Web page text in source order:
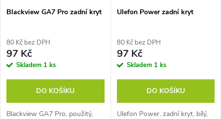
Blackview GA7 Pro zadní kryt
80 Kč bez DPH
97 Kč
Skladem 1 ks
DO KOŠÍKU
Blackview GA7 Pro, použitý,
Ulefon Power zadní kryt
80 Kč bez DPH
97 Kč
Skladem 1 ks
DO KOŠÍKU
Ulefon Power, zadní kryt, bílý,